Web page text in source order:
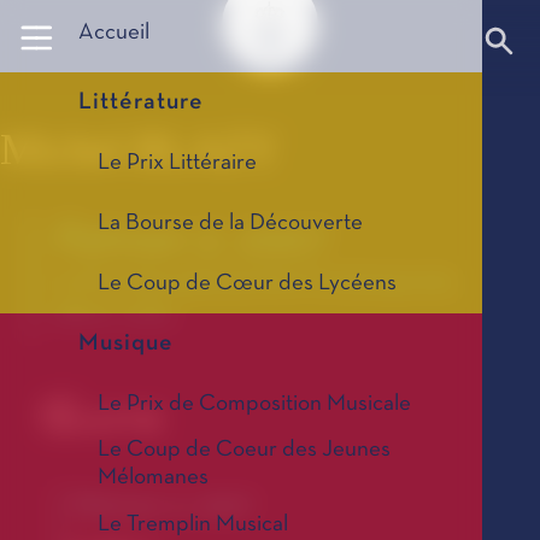
Accueil
Littérature
Le Prix Littéraire
La Bourse de la Découverte
Le Coup de Cœur des Lycéens
Musique
Le Prix de Composition Musicale
Le Coup de Coeur des Jeunes
Mélomanes
Le Tremplin Musical
Michel BLAZY
Patman 2, 2007
Le Prix International d'Art Contemporain,
édition 2009
Œuvre